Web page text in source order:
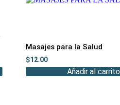
Masajes para la Salud
$12.00
Añadir al carrito